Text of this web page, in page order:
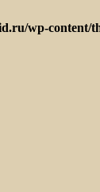
wp-content/